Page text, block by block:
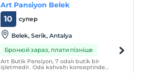
Art Pansiyon Belek
супер
10
Belek, Serik, Antalya
Бронюй зараз, плати пізніше
Art Butik Pansiyon, 7 odalı butik bir
işletmedir. Oda kahvaltı konseptinde